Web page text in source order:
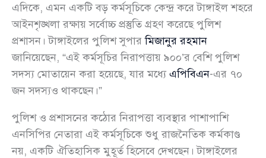
এদিকে, এমন একটি বড় কর্মসূচিকে কেন্দ্র করে টাঙ্গাইল শহরে
আইনশৃঙ্খলা রক্ষায় সর্বোচ্চ প্রস্তুতি গ্রহণ করেছে পুলিশ
প্রশাসন। টাঙ্গাইলের পুলিশ সুপারমিজানুর রহমান
জানিয়েছেন, “এই কর্মসূচির নিরাপত্তায় ৯০০’র বেশি পুলিশ
সদস্য মোতায়েন করা হয়েছে, যার মধ্যেএপিবিএন-এর ৭০
জন সদস্যও থাকছেন।”
পুলিশ ও প্রশাসনের কঠোর নিরাপত্তা ব্যবস্থার পাশাপাশি
এনসিপির নেতারা এই কর্মসূচিকে শুধু রাজনৈতিক কর্মকাণ্ড
নয়, একটি ঐতিহাসিক মুহূর্ত হিসেবে দেখছেন। টাঙ্গাইলের